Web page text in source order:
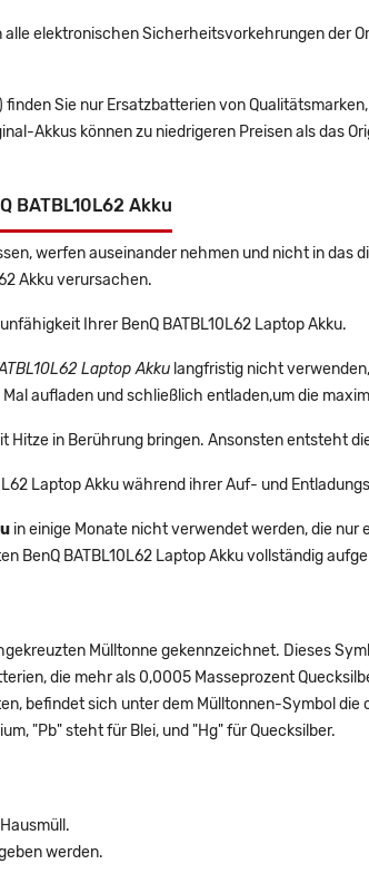
elektronischen Sicherheitsvorkehrungen der
finden Sie nur Ersatzbatterien von
Akkus können zu niedrigeren Preisen als das
BATBL10L62 Akku
werfen auseinander nehmen und nicht in das
Akku verursachen.
Ihrer BenQ BATBL10L62 Laptop Akku.
Laptop Akku langfristig nicht
aufladen und schließlich entladen,um die
Hitze in Berührung bringen. Ansonsten entsteht
Laptop Akku während ihrer Auf- und
in einige Monate nicht verwendet werden, die
BenQ BATBL10L62 Laptop Akku vollständig
Mülltonne gekennzeichnet. Dieses
die mehr als 0,0005 Masseprozent
befindet sich unter dem Mülltonnen-Symbol
"Pb" steht für Blei, und "Hg" für Quecksilber.
werden.